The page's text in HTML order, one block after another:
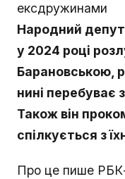
ексдружинами
Народний
у 2024 році
Барановською,
нині
Також він
спілкується з
Про це пише